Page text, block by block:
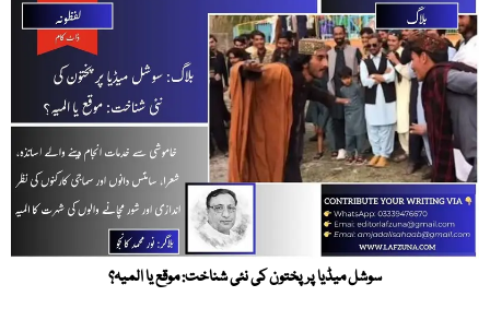
سوشل میڈیا پر پختون کی نئی شناخت: موقع یا المیہ؟